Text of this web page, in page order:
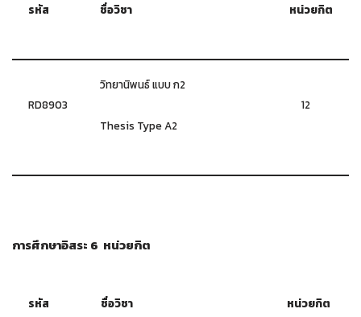
รหัส ชื่อวิชา หน่วยกิต
RD8903
วิทยานิพนธ์ แบบ ก2
Thesis Type A2
12
การศึกษาอิสระ 6 หน่วยกิต
รหัส ชื่อวิชา หน่วยกิต